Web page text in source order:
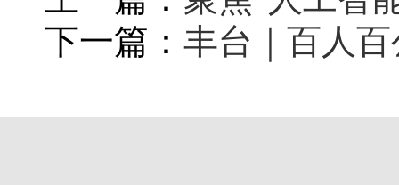
下一篇： 丰台｜百人